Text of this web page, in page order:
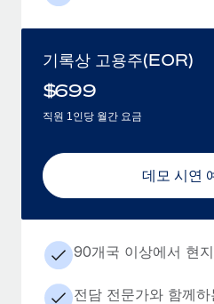
기록상 고용주(EOR)
$699
직원 1인당 월간 요금
데모 시연
90개국 이상에서 현
전담 전문가와 함께하